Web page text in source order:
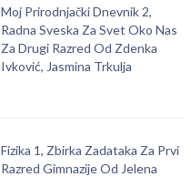
Moj Prirodnjački Dnevnik 2,
Radna Sveska Za Svet Oko Nas
Za Drugi Razred Od Zdenka
Ivković, Jasmina Trkulja
Fizika 1, Zbirka Zadataka Za Prvi
Razred Gimnazije Od Jelena